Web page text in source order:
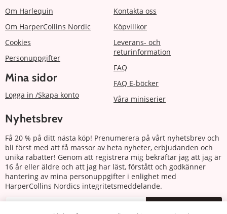
Om Harlequin
Om HarperCollins Nordic
Cookies
Personuppgifter
Mina sidor
Logga in /Skapa konto
Kontakta oss
Köpvillkor
Leverans- och
returinformation
FAQ
FAQ E-böcker
Våra miniserier
Nyhetsbrev
Få 20 % på ditt nästa köp! Prenumerera på vårt nyhetsbrev och
bli först med att få massor av heta nyheter, erbjudanden och
unika rabatter! Genom att registrera mig bekräftar jag att jag är
16 år eller äldre och att jag har läst, förstått och godkänner
hantering av mina personuppgifter i enlighet med
HarperCollins Nordics integritetsmeddelande.